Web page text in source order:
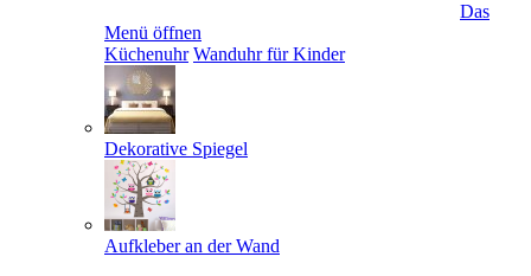
Das
Menü öffnen
Küchenuhr Wanduhr für Kinder
Dekorative Spiegel
Aufkleber an der Wand